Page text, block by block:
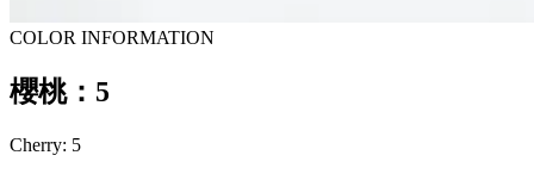
COLOR INFORMATION
櫻桃：5
Cherry: 5